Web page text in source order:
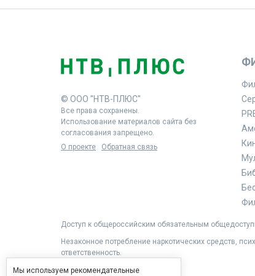
© ООО "НТВ-ПЛЮС"
Все права сохранены.
Использование материалов сайта без
согласования запрещено.
О проекте
Обратная связь
Доступ к общероссийским обязательным
Незаконное потребление наркотических средств,
ответственность.
Мы используем рекомендательные